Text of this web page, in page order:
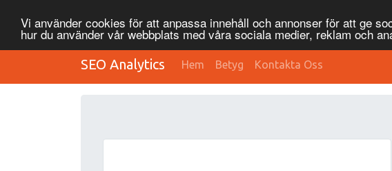
Vi använder cookies för att anpassa innehåll och annonser för att ge
hur du använder vår webbplats med våra sociala medier, reklam och
SEO Analytics Hem Betyg Kontakta Oss